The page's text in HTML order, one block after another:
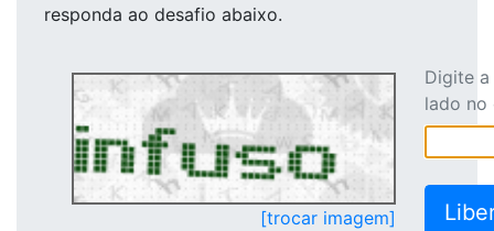
responda ao desafio abaixo.
[trocar imagem]
Digite
lado no